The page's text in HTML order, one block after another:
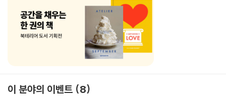
이 분야의 이벤트 8